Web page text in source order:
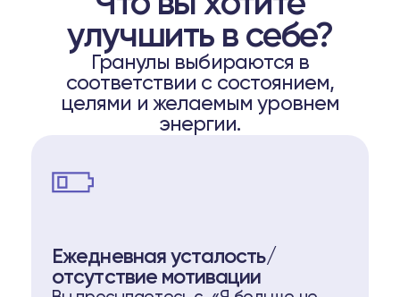
улучшить в себе?
Гранулы выбираются в
соответствии с состоянием,
целями и желаемым уровнем
энергии.
Ежедневная усталость/
отсутствие мотивации